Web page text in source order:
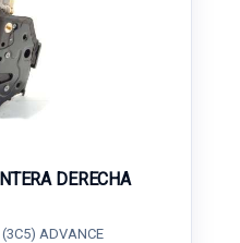
DERECHA
ADVANCE